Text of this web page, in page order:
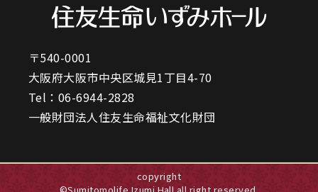
〒540-0001
大阪府大阪市中央区城見1丁目4-70
Tel： 06-6944-2828
一般財団法人住友生命福祉文化財団
copyright
©Sumitomolife Izumi Hall all right reserved.